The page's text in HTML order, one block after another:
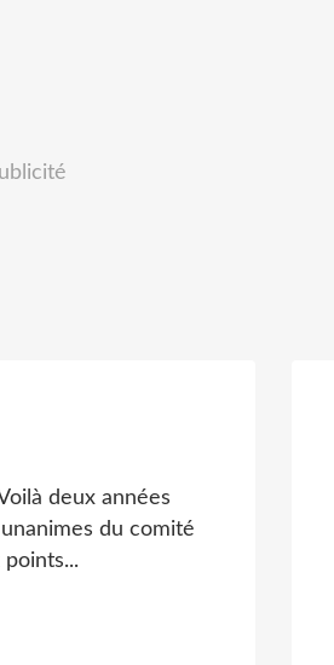
deux années
du comité